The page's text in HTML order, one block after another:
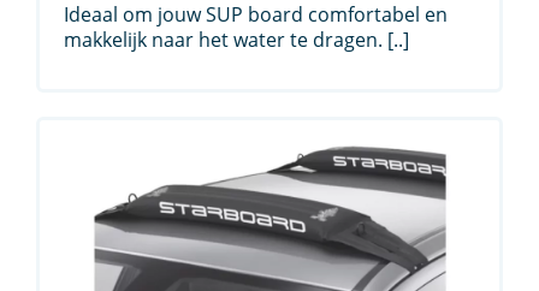
Ideaal om jouw SUP board comfortabel en
makkelijk naar het water te dragen. [..]